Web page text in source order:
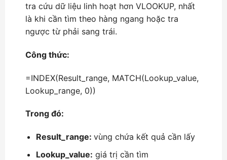
tra cứu dữ liệu linh hoạt hơn VLOOKUP, nhất
là khi cần tìm theo hàng ngang hoặc tra
ngược từ phải sang trái.
Công thức:
=INDEX(Result_range, MATCH(Lookup_value,
Lookup_range, 0))
Trong đó:
Result_range: vùng chứa kết quả cần lấy
Lookup_value: giá trị cần tìm